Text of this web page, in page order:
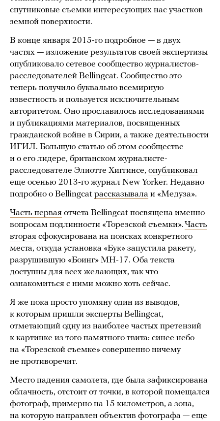
спутниковые съемки интересующих нас участков
земной поверхности.
В конце января 2015-го подробное — в двух
частях — изложение результатов своей экспертизы
опубликовало сетевое сообщество журналистов-
расследователей Bellingcat. Сообщество это
теперь получило буквально всемирную
известность и пользуется исключительным
авторитетом. Оно прославилось исследованиями
и публикациями материалов, посвященных
гражданской войне в Сирии, а также деятельности
ИГИЛ. Большую статью об этом сообществе
и о его лидере, британском журналисте-
расследователе Элиотте Хиггинсе, опубликовал
еще осенью 2013-го журнал New Yorker. Недавно
подробно о Bellingcat рассказывала и «Медуза».
Часть первая отчета Bellingcat посвящена именно
вопросам подлинности «Торезской съемки».Часть
вторая сфокусирована на поисках конкретного
места, откуда установка «Бук» запустила ракету,
разрушившую «Боинг» MH-17. Оба текста
доступны для всех желающих, так что
ознакомиться с ними можно хоть сейчас.
Я же пока просто упомяну один из выводов,
к которым пришли эксперты Bellingcat,
отметающий одну из наиболее частых претензий
к картинке из того памятного твита: синее небо
на «Торезской съемке» совершенно ничему
не противоречит.
Место падения самолета, где была зафиксирована
облачность, отстоит от точки, в которой помещался
фотограф, примерно на 15 километров, а зона,
на которую направлен объектив фотографа — еще